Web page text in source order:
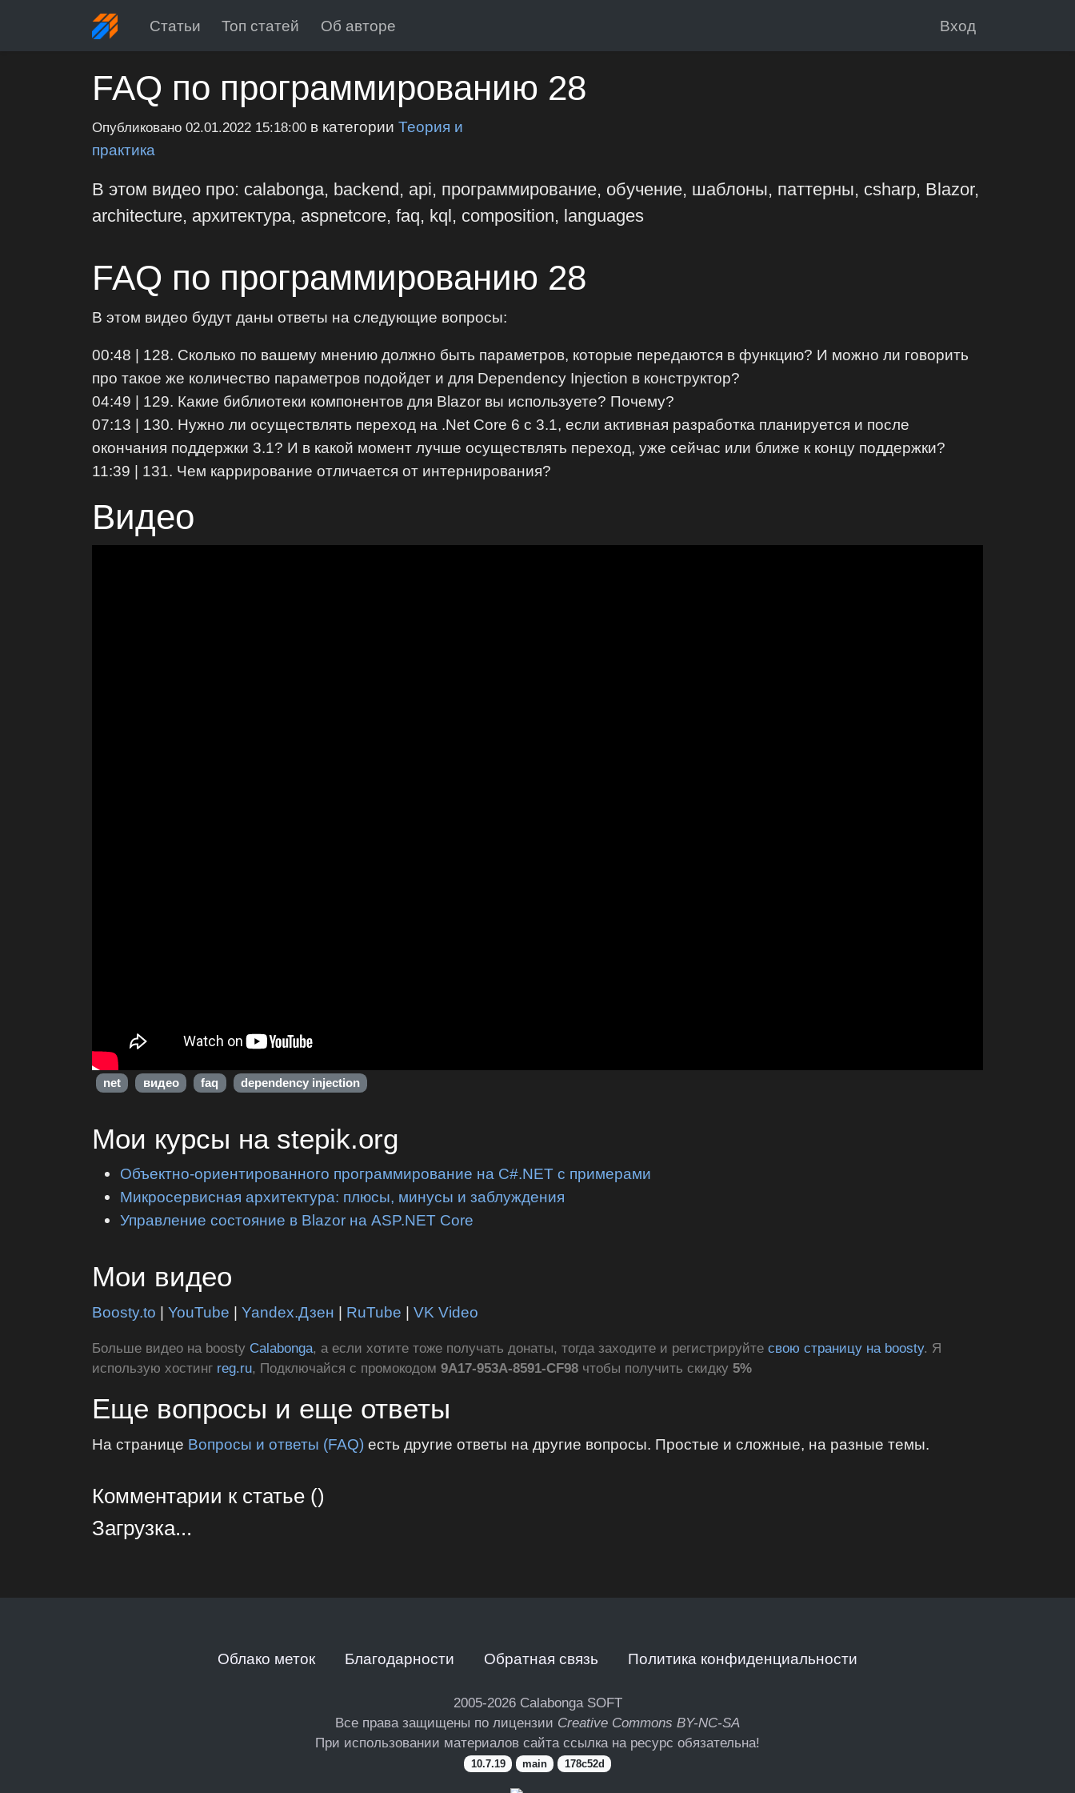
Статьи Топ статей Об авторе Вход
FAQ по программированию 28
Опубликовано02.01.2022 15:18:00 в категорииТеория и
практика
В этом видео про: calabonga, backend, api, программирование, обучение, шаблоны, паттерны, csharp, Blazor,
architecture, архитектура, aspnetcore, faq, kql, composition, languages
FAQ по программированию 28
В этом видео будут даны ответы на следующие вопросы:
00:48 | 128. Сколько по вашему мнению должно быть параметров, которые передаются в функцию? И можно ли говорить
про такое же количество параметров подойдет и для Dependency Injection в конструктор?
04:49 | 129. Какие библиотеки компонентов для Blazor вы используете? Почему?
07:13 | 130. Нужно ли осуществлять переход на .Net Core 6 с 3.1, если активная разработка планируется и после
окончания поддержки 3.1? И в какой момент лучше осуществлять переход, уже сейчас или ближе к концу поддержки?
11:39 | 131. Чем каррирование отличается от интернирования?
Видео
net видео faq dependency injection
Мои курсы на stepik.org
Объектно-ориентированного программирование на C#.NET с примерами
Микросервисная архитектура: плюсы, минусы и заблуждения
Управление состояние в Blazor на ASP.NET Core
Мои видео
Boosty.to |YouTube |Yandex.Дзен | RuTube |VK Video
Больше видео на boosty Calabonga, а если хотите тоже получать донаты, тогда заходите и регистрируйтесвою страницу на boosty. Я
использую хостинг reg.ru, Подключайся с промокодом9A17-953A-8591-CF98 чтобы получить скидку5%
Еще вопросы и еще ответы
На странице Вопросы и ответы (FAQ) есть другие ответы на другие вопросы. Простые и сложные, на разные темы.
Комментарии к статье ()
Загрузка...
Облако меток Благодарности Обратная связь Политика конфиденциальности
2005-2026 Calabonga SOFT
Все права защищены по лицензии Creative Commons BY-NC-SA
При использовании материалов сайта ссылка на ресурс обязательна!
10.7.19 main 178c52d